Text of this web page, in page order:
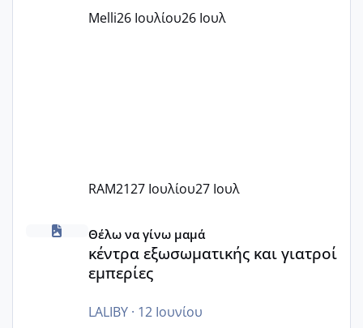
Εγώ πήγα σε έναν ιδιωτικό παιδικό στ
Melli26 Ιουλίου26 Ιουλ
RAM2127 Ιουλίου27 Ιουλ
κέντρα εξωσωματικής και γιατροί εμπερίες
Θέλω να γίνω μαμά
κέντρα εξωσωματικής και γιατροί
εμπερίες
LALIBY· 12 Ιουνίου